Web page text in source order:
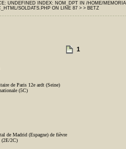
UNDEFINED INDEX: NOM_DPT IN /HOME/
SOLDATS.PHP ON LINE 87 > > BETZ
1
de Paris 12e ardt (Seine)
(5C)
de Madrid (Espagne) de fièvre
(2E/2C)